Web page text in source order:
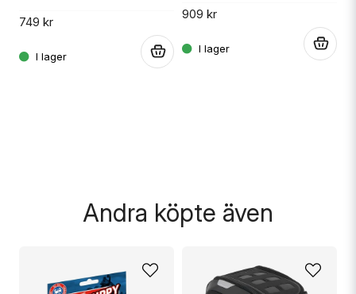
749 kr
909 kr
Andra köpte även